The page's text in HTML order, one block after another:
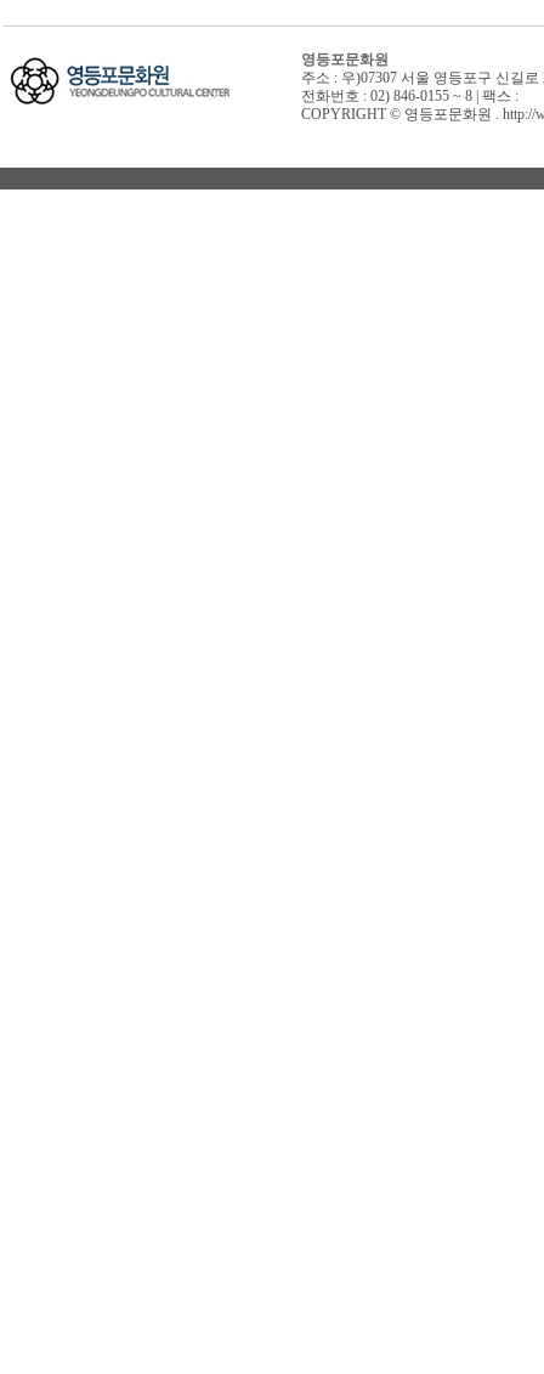
영등포문화원
주소 : 우)07307 서울 영등포구 신길
전화번호 : 02) 846-0155 ~ 8 | 팩스 :
COPYRIGHT © 영등포문화원 . http://